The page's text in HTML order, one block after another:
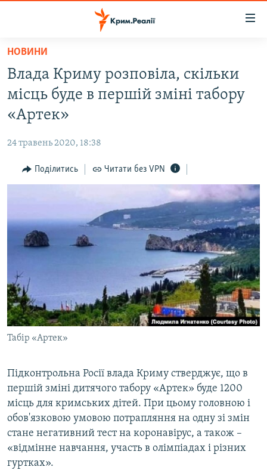
Перейти
основного
матеріалу
Перейти
до
основної
навігації
Перейти
до
ВОДА.КРИМ
ВІДЕО ТА ФОТО
БЛОГИ
ПОГЛЯД
СПЕЦПРОЕКТИ
ВІДЕОУРОКИ «ELIFBE»
СВІДЧЕННЯ ОКУПАЦІЇ
УКРАЇНСЬКА ПРОБЛЕМА КРИМУ
ІНФОГРАФІКА
Русский
Qırımtatar
ДОЛУЧАЙСЯ!
Усі сайти RFE/RL
НОВИНИ
Влада Криму розповіла, скільки
місць буде в першій зміні табору
«Артек»
24 травень 2020, 18:38
Поділитись Читати без VPN
Табір «Артек»
Підконтрольна Росії влада Криму стверджує, що в
першій зміні дитячого табору «Артек» буде 1200
місць для кримських дітей. При цьому головною і
обов'язковою умовою потрапляння на одну зі змін
стане негативний тест на коронавірус, а також –
«відмінне навчання, участь в олімпіадах і різних
гуртках».